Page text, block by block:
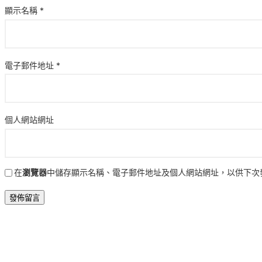
顯示名稱 *
電子郵件地址 *
個人網站網址
在瀏覽器中儲存顯示名稱、電子郵件地址及個人網站網址，以供下次